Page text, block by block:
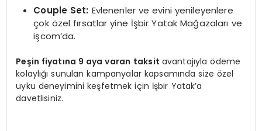
Couple Set: Evlenenler ve evini yenileyenlere
çok özel fırsatlar yine İşbir Yatak Mağazaları ve
işcom’da.
Peşin fiyatına 9 aya varan taksit avantajıyla ödeme
kolaylığı sunulan kampanyalar kapsamında size özel
uyku deneyimini keşfetmek için İşbir Yatak’a
davetlisiniz.